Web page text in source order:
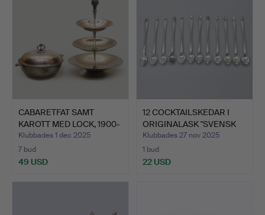
CABARETFAT SAMT
KAROTT MED LOCK, 1900-
TAL.…
Klubbades 1 dec 2025
7 bud
49 USD
12 COCKTAILSKEDAR I
ORIGINALASK "SVENSK
SP…
Klubbades 27 nov 2025
1 bud
22 USD